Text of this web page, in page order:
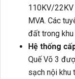
110KV/
MVA. Các
đất trong khu
Hệ thống
Quế Võ 3
sạch nội khu